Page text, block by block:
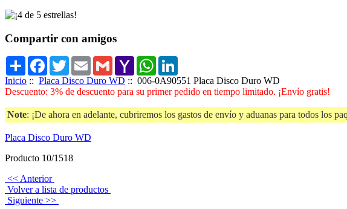
Compartir con amigos
Share Facebook
TwitterEmail Gmail Yahoo
Mail
WhatsApp
Inicio :: Placa Disco Duro WD :: 006-0A90551 Placa Disco Duro WD
Descuento: 3% de descuento para su primer pedido en tiempo limitado. ¡Envío gratis!
Note: ¡De ahora en adelante, cubriremos los gastos de envío y aduanas para todos los
Placa Disco Duro WD
Producto 10/1518
<< Anterior
Volver a lista de productos
Siguiente >>